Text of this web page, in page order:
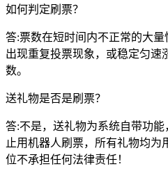
如何判定刷票？
答:票数在短时间内不正常的大
出现重复投票现象，或稳定匀速
数。
送礼物是否是刷票？
答:不是，送礼物为系统自带功
止用机器人刷票，所有礼物均
位不承担任何法律责任！